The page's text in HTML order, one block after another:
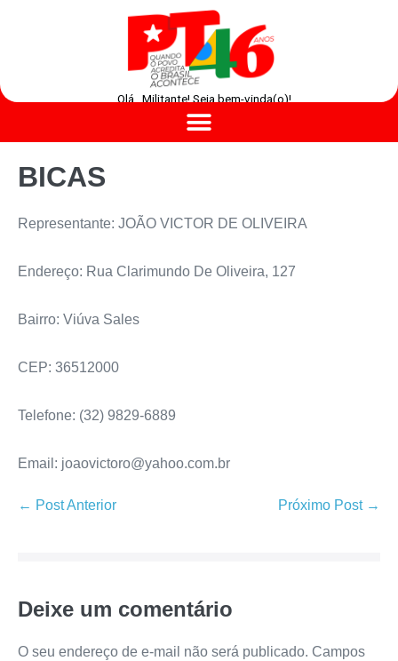
Olá , Militante! Seja bem-vinda(o)!
BICAS
Representante: JOÃO VICTOR DE OLIVEIRA
Endereço: Rua Clarimundo De Oliveira, 127
Bairro: Viúva Sales
CEP: 36512000
Telefone: (32) 9829-6889
Email: joaovictoro@yahoo.com.br
← Post Anterior Próximo Post →
Deixe um comentário
O seu endereço de e-mail não será publicado. Campos